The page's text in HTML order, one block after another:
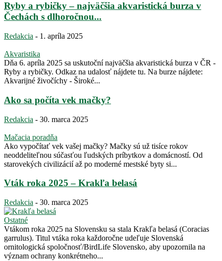
Ryby a rybičky – najväčšia akvaristická burza v
Čechách s dlhoročnou...
Redakcia - 1. apríla 2025
Akvaristika
Dňa 6. apríla 2025 sa uskutoční najväčšia akvaristická burza v ČR -
Ryby a rybičky. Odkaz na udalosť nájdete tu. Na burze nájdete:
Akvarijné živočíchy - Široké...
Ako sa počíta vek mačky?
Redakcia - 30. marca 2025
Mačacia poradňa
Ako vypočítať vek vašej mačky? Mačky sú už tisíce rokov
neoddeliteľnou súčasťou ľudských príbytkov a domácností. Od
starovekých civilizácií až po moderné mestské byty si...
Vták roka 2025 – Krakľa belasá
Redakcia - 30. marca 2025
Ostatné
Vtákom roka 2025 na Slovensku sa stala Krakľa belasá (Coracias
garrulus). Titul vtáka roka každoročne udeľuje Slovenská
ornitologická spoločnosť/BirdLife Slovensko, aby upozornila na
význam ochrany konkrétneho...